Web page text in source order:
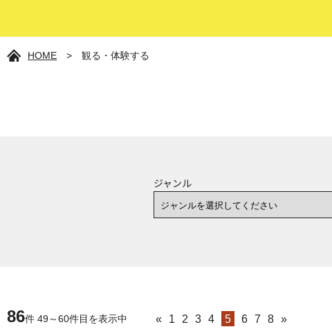
HOME > 観る・体験する
ジャンル
86件 49～60件目を表示中 « 1 2 3 4 5 6 7 8 »